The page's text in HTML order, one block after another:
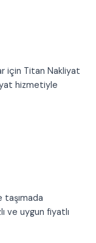
için Titan Nakliyat
hizmetiyle
taşımada
ve uygun fiyatlı